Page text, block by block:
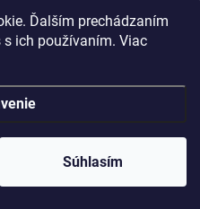
Ďalším prechádzaním
ich používaním. Viac
Súhlasím
Odbor
a alternatívneho
21/A, P. O. BOX 29,
alebo elektronicky na
. Internetová
consumers/odr
medzi predávajúcim a